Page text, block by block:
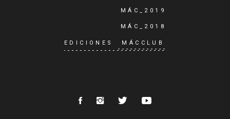
EDICIONES
MÁC_2019
MÁC_2018
MÁCCLUB